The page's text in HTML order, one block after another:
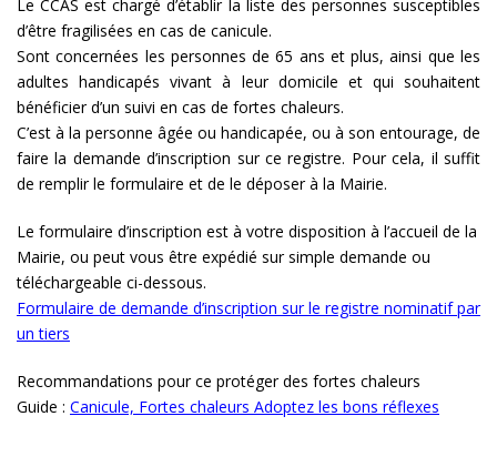
Le CCAS est chargé d’établir la liste des personnes susceptibles
d’être fragilisées en cas de canicule.
Sont concernées les personnes de 65 ans et plus, ainsi que les
adultes handicapés vivant à leur domicile et qui souhaitent
bénéficier d’un suivi en cas de fortes chaleurs.
C’est à la personne âgée ou handicapée, ou à son entourage, de
faire la demande d’inscription sur ce registre. Pour cela, il suffit
de remplir le formulaire et de le déposer à la Mairie.
Le formulaire d’inscription est à votre disposition à l’accueil de la
Mairie, ou peut vous être expédié sur simple demande ou
téléchargeable ci-dessous.
Formulaire de demande d’inscription sur le registre nominatif par
un tiers
Recommandations pour ce protéger des fortes chaleurs
Guide : Canicule, Fortes chaleurs Adoptez les bons réflexes